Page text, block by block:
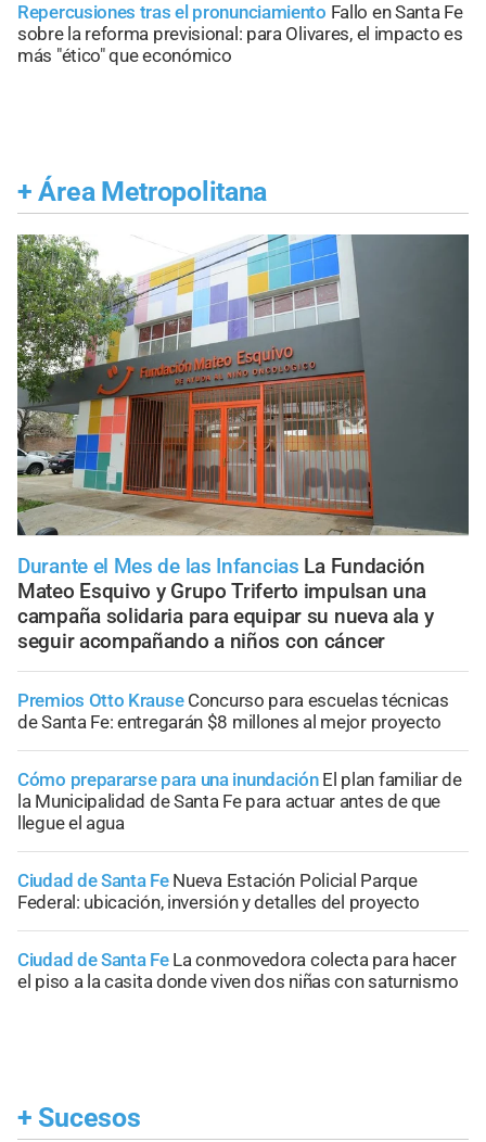
Repercusiones tras el pronunciamiento Fallo en Santa Fe
sobre la reforma previsional: para Olivares, el impacto es
más "ético" que económico
+ Área Metropolitana
Durante el Mes de las Infancias La Fundación
Mateo Esquivo y Grupo Triferto impulsan una
campaña solidaria para equipar su nueva ala y
seguir acompañando a niños con cáncer
Premios Otto Krause Concurso para escuelas técnicas
de Santa Fe: entregarán $8 millones al mejor proyecto
Cómo prepararse para una inundación El plan familiar de
la Municipalidad de Santa Fe para actuar antes de que
llegue el agua
Ciudad de Santa Fe Nueva Estación Policial Parque
Federal: ubicación, inversión y detalles del proyecto
Ciudad de Santa Fe La conmovedora colecta para hacer
el piso a la casita donde viven dos niñas con saturnismo
+ Sucesos